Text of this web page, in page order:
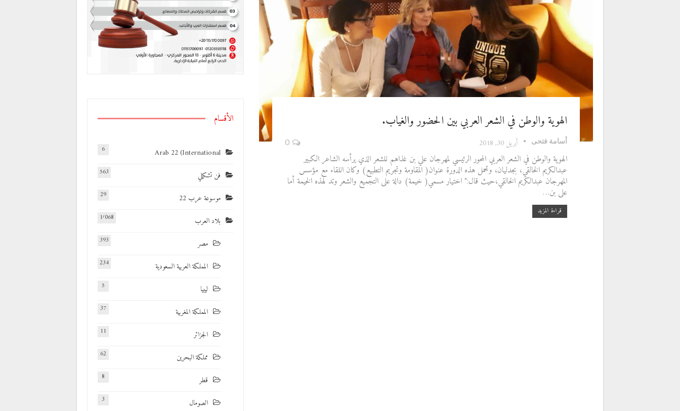
الهوية والوطن في الشعر العربي بين الحضور والغياب.
أسامة فتحى أبريل 30, 2018
الهوية والوطن في الشعر العربي المحور الرئيسي لمهرجان علي بن غذاهم للشعر الذي يرأسه الشاعر الكبير
عبدالكريم الخالقي، بجدليان، وتحمل هذه الدورة عنوان( المقاومة وتجريم التطبيع) وكان اللقاء مع مؤسس
المهرجان عبدالكريم الخالقي،حيث قال:" اختيار مسمي( خيمة) دالة على التجميع والشعر وتد لهذه الخيمة أما
على بن…
قراءة المزيد
الأقسام
Arab 22 (International
6
فن تشكيلي 563
موسوعة عرب 22 29
بلاد العرب 1٬068
مصر 393
المملكة العربية السعودية 234
ليبيا 5
المملكة المغربية 37
الجزائر 11
مملكة البحرين 62
قطر 8
الصومال 3